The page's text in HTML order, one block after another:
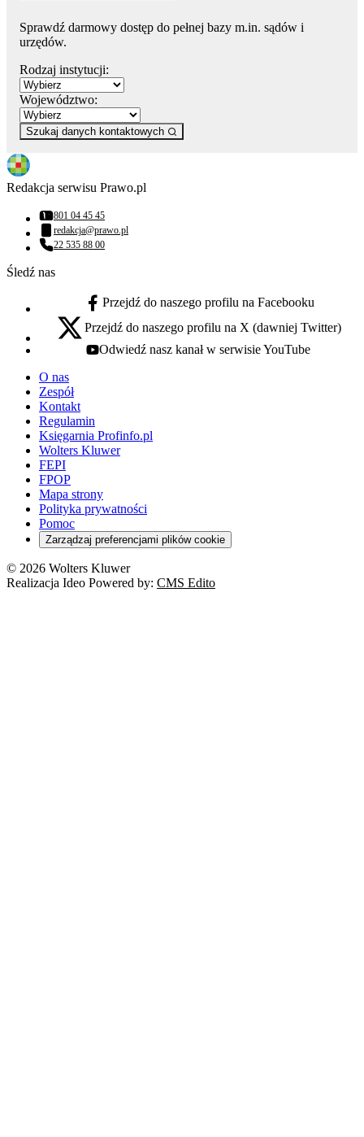
Sprawdź darmowy dostęp do pełnej bazy m.in. sądów i
urzędów.
Rodzaj instytucji:
Województwo:
Szukaj danych kontaktowych
Redakcja serwisu Prawo.pl
Numer telefonu:
801 04 45 45
Adres email:
redakcja@prawo.pl
Numer telefonu:
22 535 88 00
Śledź nas
facebook - otwiera się w nowej karcie
Przejdź do naszego profilu na Facebooku
x - otwiera się w nowej karcie
Przejdź do naszego profilu na X (dawniej Twitter)
youtube - otwiera się w nowej karcie
Odwiedź nasz kanał w serwisie YouTube
O nas
Zespół
Kontakt
Regulamin
Księgarnia Profinfo.pl
Wolters Kluwer
FEPI
FPOP
Mapa strony
Polityka prywatności
Pomoc
Zarządzaj preferencjami plików cookie
© 2026 Wolters Kluwer
Realizacja Ideo Powered by: CMS Edito